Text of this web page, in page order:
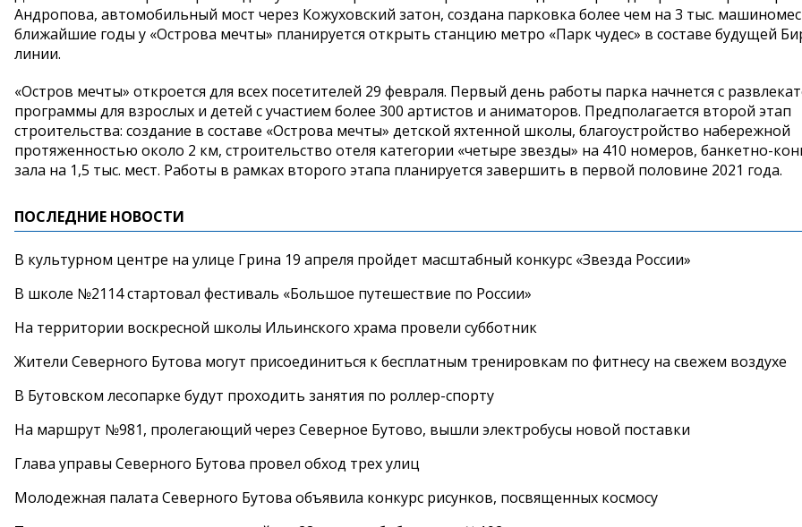
Андропова, автомобильный мост через Кожуховский затон, создана парковка более чем на 3 тыс.
ближайшие годы у «Острова мечты» планируется открыть станцию метро «Парк чудес» в составе будущей
линии.
«Остров мечты» откроется для всех посетителей 29 февраля. Первый день работы парка начнется с
программы для взрослых и детей с участием более 300 артистов и аниматоров. Предполагается второй этап
строительства: создание в составе «Острова мечты» детской яхтенной школы, благоустройство набережной
протяженностью около 2 км, строительство отеля категории «четыре звезды» на 410 номеров, банкетно-
зала на 1,5 тыс. мест. Работы в рамках второго этапа планируется завершить в первой половине 2021 года.
ПОСЛЕДНИЕ НОВОСТИ
В культурном центре на улице Грина 19 апреля пройдет масштабный конкурс «Звезда России»
В школе №2114 стартовал фестиваль «Большое путешествие по России»
На территории воскресной школы Ильинского храма провели субботник
Жители Северного Бутова могут присоединиться к бесплатным тренировкам по фитнесу на свежем воздухе
В Бутовском лесопарке будут проходить занятия по роллер-спорту
На маршрут №981, пролегающий через Северное Бутово, вышли электробусы новой поставки
Глава управы Северного Бутова провел обход трех улиц
Молодежная палата Северного Бутова объявила конкурс рисунков, посвященных космосу